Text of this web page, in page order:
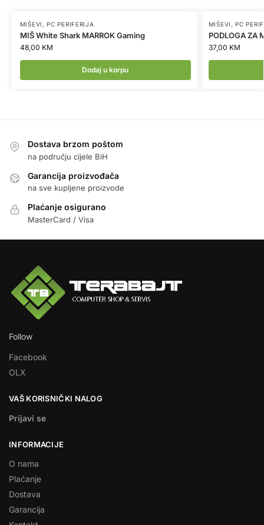
MIŠEVI , PC PERIFERIJA
MIŠ White Shark MARROK Gaming
48,00 KM
Dodaj u korpu
MIŠEVI , PC
PODLOGA ZA
37,00 KM
Dostava brzom poštom
na području cijele BiH
Garancija proizvođača
na sve kupljene proizvode
Plaćanje osigurano
MasterCard / Visa
Follow
Facebook
OLX
VAŠ KORISNIČKI NALOG
Prijavi se
INFORMACIJE
O nama
Plaćanje
Dostava
Garancija